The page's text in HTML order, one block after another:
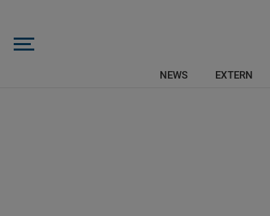
NEWS EXTERN